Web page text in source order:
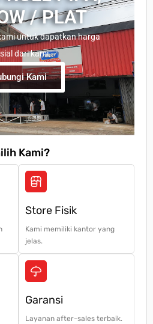
/ PLAT
untuk dapatkan harga
dari kami.
Kami
Kami?
Store Fisik
Kami memiliki kantor yang
jelas.
Garansi
Layanan after-sales terbaik.